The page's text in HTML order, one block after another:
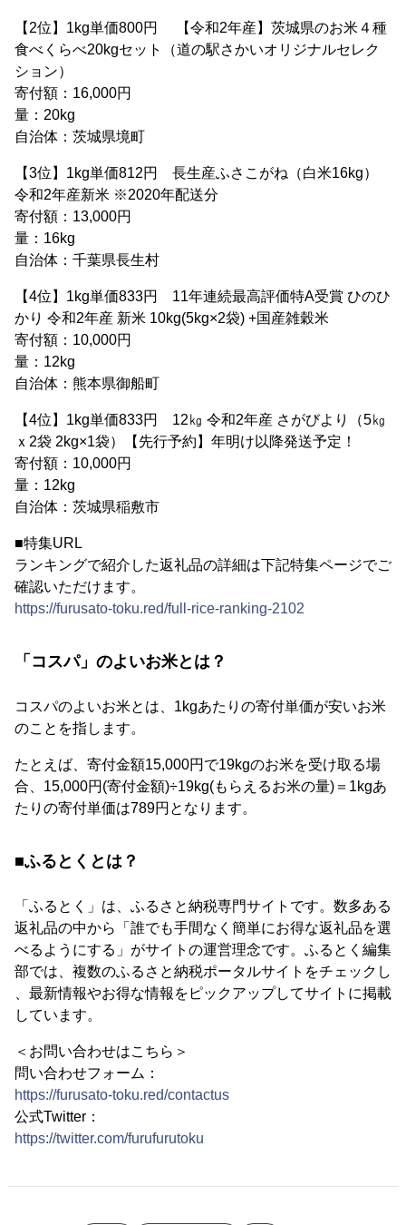
【2位】1kg単価800円 【令和2年産】茨城県のお米４種
食べくらべ20kgセット（道の駅さかいオリジナルセレク
ション）
寄付額：16,000円
量：20kg
自治体：茨城県境町
【3位】1kg単価812円 長生産ふさこがね（白米16kg）
令和2年産新米 ※2020年配送分
寄付額：13,000円
量：16kg
自治体：千葉県長生村
【4位】1kg単価833円 11年連続最高評価特A受賞 ひのひ
かり 令和2年産 新米 10kg(5kg×2袋) +国産雑穀米
寄付額：10,000円
量：12kg
自治体：熊本県御船町
【4位】1kg単価833円 12㎏ 令和2年産 さがびより（5㎏
ｘ2袋 2kg×1袋）【先行予約】年明け以降発送予定！
寄付額：10,000円
量：12kg
自治体：茨城県稲敷市
■特集URL
ランキングで紹介した返礼品の詳細は下記特集ページでご
確認いただけます。
https://furusato-toku.red/full-rice-ranking-2102
「コスパ」のよいお米とは？
コスパのよいお米とは、1kgあたりの寄付単価が安いお米
のことを指します。
たとえば、寄付金額15,000円で19kgのお米を受け取る場
合、15,000円(寄付金額)÷19kg(もらえるお米の量)＝1kgあ
たりの寄付単価は789円となります。
■ふるとくとは？
「ふるとく」は、ふるさと納税専門サイトです。数多ある
返礼品の中から「誰でも手間なく簡単にお得な返礼品を選
べるようにする」がサイトの運営理念です。ふるとく編集
部では、複数のふるさと納税ポータルサイトをチェックし
、最新情報やお得な情報をピックアップしてサイトに掲載
しています。
＜お問い合わせはこちら＞
問い合わせフォーム：
https://furusato-toku.red/contactus
公式Twitter：
https://twitter.com/furufurutoku